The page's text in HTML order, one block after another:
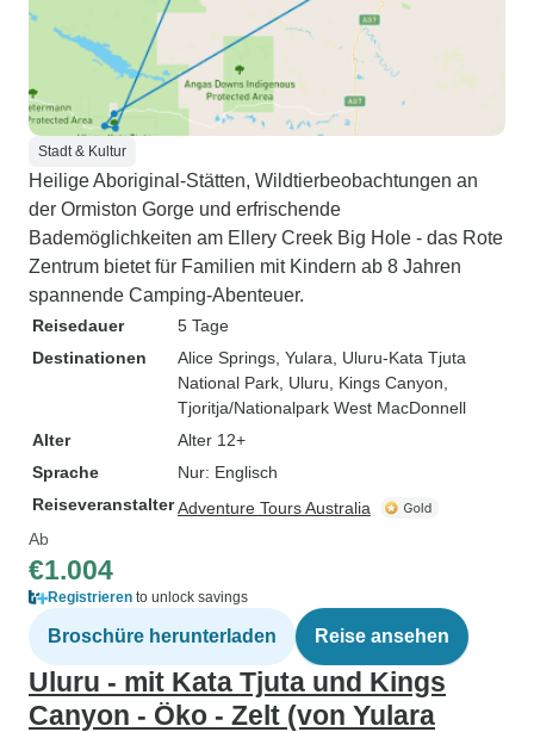
Stadt & Kultur
Heilige Aboriginal-Stätten, Wildtierbeobachtungen an
der Ormiston Gorge und erfrischende
Bademöglichkeiten am Ellery Creek Big Hole - das Rote
Zentrum bietet für Familien mit Kindern ab 8 Jahren
spannende Camping-Abenteuer.
Reisedauer
5 Tage
Destinationen
Alice Springs , Yulara , Uluru-Kata Tjuta
National Park , Uluru , Kings Canyon
Tjoritja/Nationalpark West MacDonnell
Alter
Alter 12+
Sprache
Nur: Englisch
ReiseveranstalterAdventure Tours Australia
Ab
€1.004
Registrieren to unlock savings
Broschüre herunterladen Reise ansehen
Uluru - mit Kata Tjuta und Kings
Canyon - Öko - Zelt (von Yulara